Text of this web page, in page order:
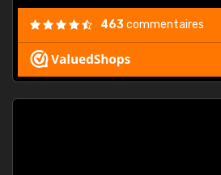
463commentaires